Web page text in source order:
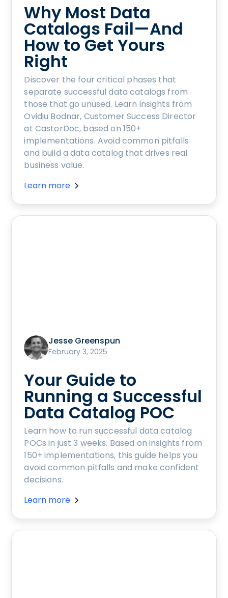
Why Most Data
Catalogs Fail—And
How to Get Yours
Right
Discover the four critical phases that
separate successful data catalogs from
those that go unused. Learn insights from
Ovidiu Bodnar, Customer Success Director
at CastorDoc, based on 150+
implementations. Avoid common pitfalls
and build a data catalog that drives real
business value.
Learn more
Jesse Greenspun
February 3, 2025
Your Guide to
Running a Successful
Data Catalog POC
Learn how to run successful data catalog
POCs in just 3 weeks. Based on insights from
150+ implementations, this guide helps you
avoid common pitfalls and make confident
decisions.
Learn more